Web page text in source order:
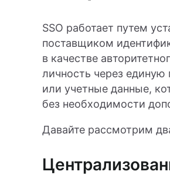
SSO работает путем
поставщиком
в качестве
личность через единую
или учетные данные,
без необходимости
Давайте рассмотрим